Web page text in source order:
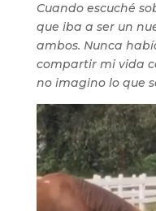
Cuando escuché
que iba a ser un
ambos. Nunca
compartir mi vida
no imagino lo que